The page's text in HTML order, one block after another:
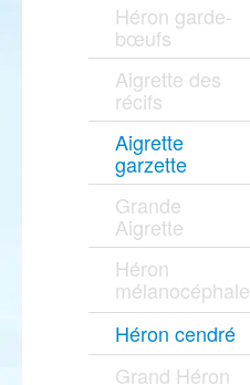
Héron garde-
bœufs
Aigrette des
récifs
Aigrette
garzette
Grande
Aigrette
Héron
mélanocéphale
Héron cendré
Grand Héron